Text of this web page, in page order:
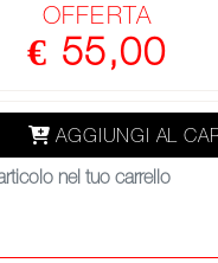
OFFERTA
€ 55,00
AGGIUNGI AL
nel tuo carrello